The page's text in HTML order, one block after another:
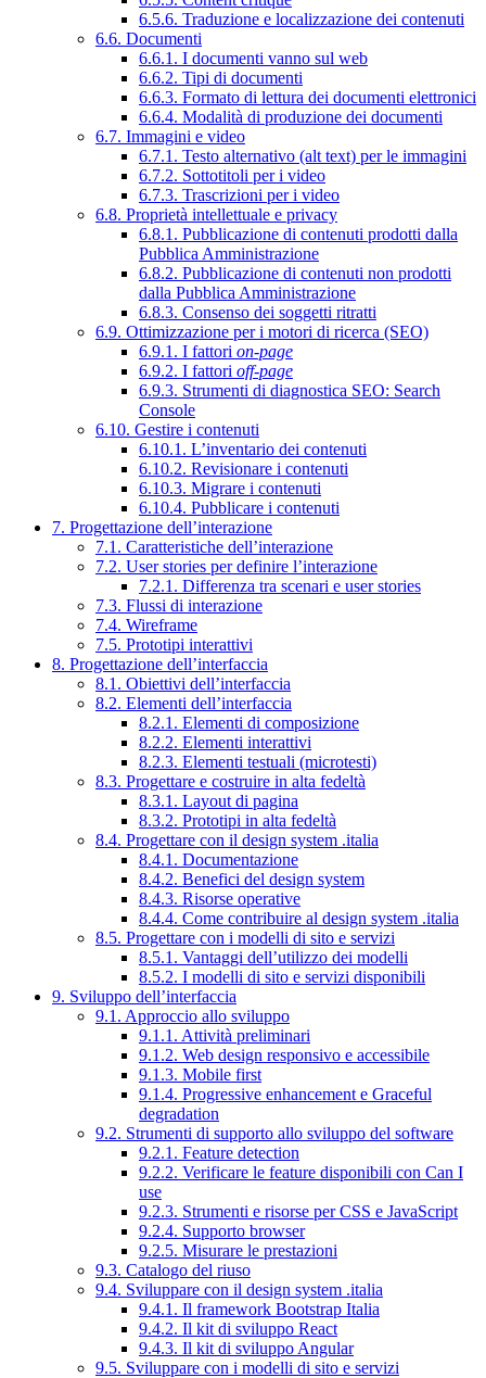
6.5.6. Traduzione e localizzazione dei contenuti
6.6. Documenti
6.6.1. I documenti vanno sul web
6.6.2. Tipi di documenti
6.6.3. Formato di lettura dei documenti elettronici
6.6.4. Modalità di produzione dei documenti
6.7. Immagini e video
6.7.1. Testo alternativo (alt text) per le immagini
6.7.2. Sottotitoli per i video
6.7.3. Trascrizioni per i video
6.8. Proprietà intellettuale e privacy
6.8.1. Pubblicazione di contenuti prodotti dalla
Pubblica Amministrazione
6.8.2. Pubblicazione di contenuti non prodotti
dalla Pubblica Amministrazione
6.8.3. Consenso dei soggetti ritratti
6.9. Ottimizzazione per i motori di ricerca (SEO)
6.9.1. I fattori on-page
6.9.2. I fattori off-page
6.9.3. Strumenti di diagnostica SEO: Search
Console
6.10. Gestire i contenuti
6.10.1. L’inventario dei contenuti
6.10.2. Revisionare i contenuti
6.10.3. Migrare i contenuti
6.10.4. Pubblicare i contenuti
7. Progettazione dell’interazione
7.1. Caratteristiche dell’interazione
7.2. User stories per definire l’interazione
7.2.1. Differenza tra scenari e user stories
7.3. Flussi di interazione
7.4. Wireframe
7.5. Prototipi interattivi
8. Progettazione dell’interfaccia
8.1. Obiettivi dell’interfaccia
8.2. Elementi dell’interfaccia
8.2.1. Elementi di composizione
8.2.2. Elementi interattivi
8.2.3. Elementi testuali (microtesti)
8.3. Progettare e costruire in alta fedeltà
8.3.1. Layout di pagina
8.3.2. Prototipi in alta fedeltà
8.4. Progettare con il design system .italia
8.4.1. Documentazione
8.4.2. Benefici del design system
8.4.3. Risorse operative
8.4.4. Come contribuire al design system .italia
8.5. Progettare con i modelli di sito e servizi
8.5.1. Vantaggi dell’utilizzo dei modelli
8.5.2. I modelli di sito e servizi disponibili
9. Sviluppo dell’interfaccia
9.1. Approccio allo sviluppo
9.1.1. Attività preliminari
9.1.2. Web design responsivo e accessibile
9.1.3. Mobile first
9.1.4. Progressive enhancement e Graceful
degradation
9.2. Strumenti di supporto allo sviluppo del software
9.2.1. Feature detection
9.2.2. Verificare le feature disponibili con Can I
use
9.2.3. Strumenti e risorse per CSS e JavaScript
9.2.4. Supporto browser
9.2.5. Misurare le prestazioni
9.3. Catalogo del riuso
9.4. Sviluppare con il design system .italia
9.4.1. Il framework Bootstrap Italia
9.4.2. Il kit di sviluppo React
9.4.3. Il kit di sviluppo Angular
9.5. Sviluppare con i modelli di sito e servizi